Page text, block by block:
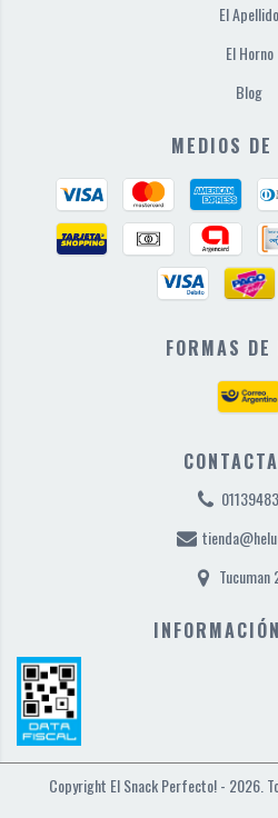
El Apellido
El Horno
Blog
MEDIOS DE
FORMAS DE
Tucuman
Copyright El Snack Perfecto! - 2026.